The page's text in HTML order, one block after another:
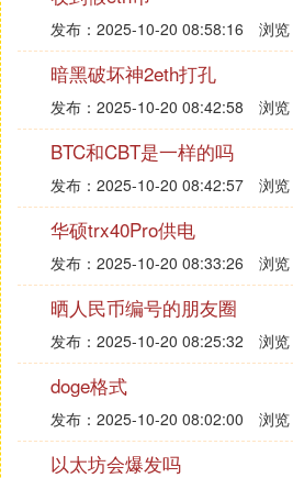
询。
2.目前微软已发布补丁MS17-
击的系统漏洞，可尽快为电脑
至于XP、2003等微软已不再提
微博的专业人士推荐使用“NSA
系统是否存在漏洞，并关闭受
以避免遭到勒索软件等病毒的
❸ 国内高校为何成勒索
区＂
日前，全球近百个国家和地区
名为WannaCry的病毒攻击，被
特币才能解锁。据悉，目前已
过57000个感染例子。
发布：2025-10-20 08:58:16 浏
暗黑破坏神2eth打孔
发布：2025-10-20 08:42:58 浏
BTC和CBT是一样的吗
发布：2025-10-20 08:42:57 浏
华硕trx40Pro供电
发布：2025-10-20 08:33:26 浏
晒人民币编号的朋友圈
发布：2025-10-20 08:25:32 浏
doge格式
发布：2025-10-20 08:02:00 浏
以太坊会爆发吗